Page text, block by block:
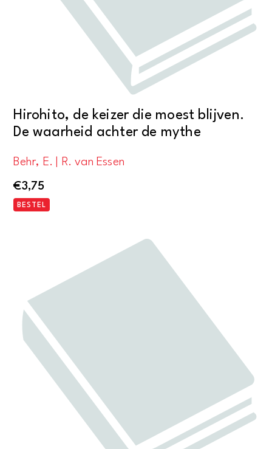
Hirohito, de keizer die moest blijven.
De waarheid achter de mythe
Behr, E. | R. van Essen
€3,75
BESTEL